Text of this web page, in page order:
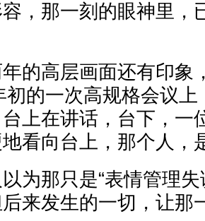
，那一刻的眼神里，
的高层画面还有印象
初的一次高规格会议
上在讲话，台下，一
地看向台上，那个人
为那只是“表情管理
来发生的一切，让那